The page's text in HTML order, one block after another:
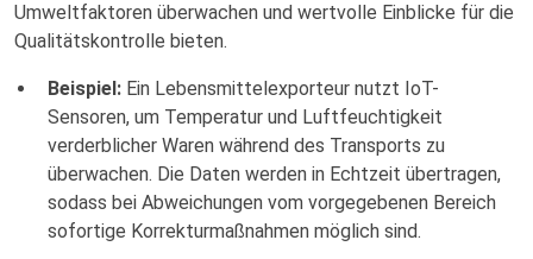
Umweltfaktoren überwachen und wertvolle Einblicke für die
Qualitätskontrolle bieten.
Beispiel: Ein Lebensmittelexporteur nutzt IoT-
Sensoren, um Temperatur und Luftfeuchtigkeit
verderblicher Waren während des Transports zu
überwachen. Die Daten werden in Echtzeit übertragen,
sodass bei Abweichungen vom vorgegebenen Bereich
sofortige Korrekturmaßnahmen möglich sind.